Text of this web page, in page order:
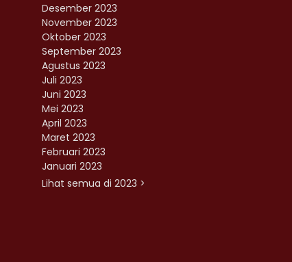
Desember 2023
November 2023
Oktober 2023
September 2023
Agustus 2023
Juli 2023
Juni 2023
Mei 2023
April 2023
Maret 2023
Februari 2023
Januari 2023
Lihat semua di 2023 >